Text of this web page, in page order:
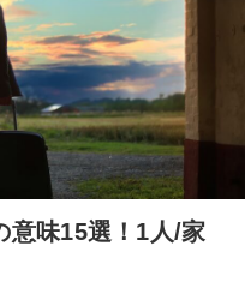
意味15選！1人/家